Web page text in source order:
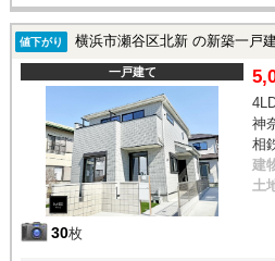
値下がり 横浜市瀬谷区北新 の新築一戸
一戸建て
30枚
神
相
建
土